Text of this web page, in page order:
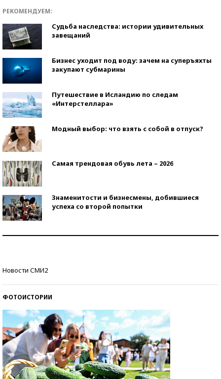
РЕКОМЕНДУЕМ:
Судьба наследства: истории удивительных
завещаний
Бизнес уходит под воду: зачем на суперъяхты
закупают субмарины
Путешествие в Исландию по следам
«Интерстеллара»
Модный выбор: что взять с собой в отпуск?
Самая трендовая обувь лета – 2026
Знаменитости и бизнесмены, добившиеся
успеха со второй попытки
Новости СМИ2
ФОТОИСТОРИИ